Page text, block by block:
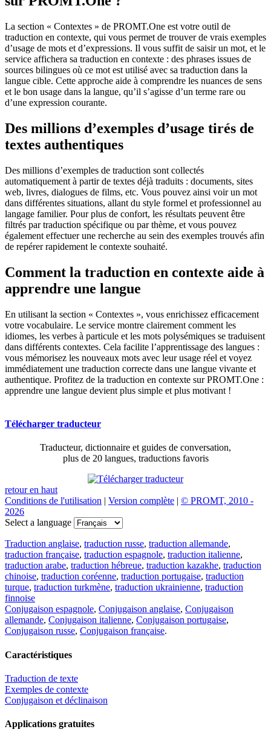
La section « Contextes » de PROMT.One est votre outil de
traduction en contexte, qui vous permet de trouver de vrais exemples
d’usage de mots et d’expressions. Il vous suffit de saisir un mot, et le
service affichera sa traduction en contexte : des phrases issues de
sources bilingues où ce mot est utilisé avec sa traduction dans la
langue cible. Cette approche aide à comprendre les nuances de sens
et le bon usage dans la langue, qu’il s’agisse d’un terme rare ou
d’une expression courante.
Des millions d’exemples d’usage tirés de
textes authentiques
Des millions d’exemples de traduction sont collectés
automatiquement à partir de textes déjà traduits : documents, sites
web, livres, dialogues de films, etc. Vous pouvez ainsi voir un mot
dans différentes situations, allant du style formel et professionnel au
langage familier. Pour plus de confort, les résultats peuvent être
filtrés par traduction spécifique ou par thème, et vous pouvez
également effectuer une recherche au sein des exemples trouvés afin
de repérer rapidement le contexte souhaité.
Comment la traduction en contexte aide à
apprendre une langue
En utilisant la section « Contextes », vous enrichissez efficacement
votre vocabulaire. Le service montre clairement comment les
idiomes, les verbes à particule et les mots polysémiques se traduisent
dans différents contextes. Cela facilite l’apprentissage des langues :
vous mémorisez les nouveaux mots avec leur usage réel et voyez
immédiatement une traduction correcte dans une langue vivante et
authentique. Profitez de la traduction en contexte sur PROMT.One :
apprendre une langue devient plus simple et plus motivant !
Télécharger traducteur
Traducteur, dictionnaire et guides de conversation,
plus de 20 langues, traductions favoris
retour en haut
Conditions de l'utilisation | Version complète | © PROMT, 2010 -
2026
Select a language
Traduction anglaise, traduction russe, traduction allemande,
traduction française, traduction espagnole, traduction italienne,
traduction arabe, traduction hébreue, traduction kazakhe, traduction
chinoise, traduction coréenne, traduction portugaise, traduction
turque, traduction turkmène, traduction ukrainienne, traduction
finnoise
Conjugaison espagnole, Conjugaison anglaise, Conjugaison
allemande, Conjugaison italienne, Conjugaison portugaise,
Conjugaison russe, Conjugaison française.
Caractéristiques
Traduction de texte
Exemples de contexte
Conjugaison et déclinaison
Applications gratuites